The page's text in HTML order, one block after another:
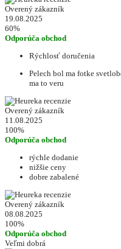
Overený zákazník
19.08.2025
60%
Odporúča obchod
Rýchlosť doručenia
Pelech bol ma fotke
ma to veru
Overený zákazník
11.08.2025
100%
Odporúča obchod
rýchle dodanie
nižšie ceny
dobre zabalené
Overený zákazník
08.08.2025
100%
Odporúča obchod
Veľmi dobrá